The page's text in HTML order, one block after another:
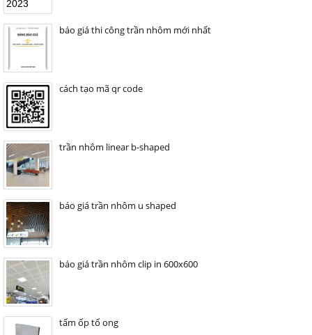
báo giá thi công trần nhôm mới nhất
cách tạo mã qr code
trần nhôm linear b-shaped
báo giá trần nhôm u shaped
báo giá trần nhôm clip in 600x600
tấm ốp tổ ong